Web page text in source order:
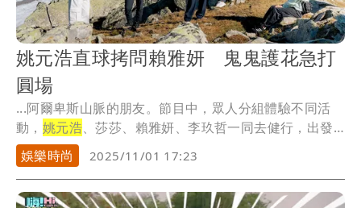
姚元浩直球拷問賴雅妍 鬼鬼護花急打
圓場
...阿爾卑斯山脈的朋友。節目中，眾人分組體驗不同活
動， 姚元浩、莎莎、賴雅妍、李玖哲一同去健行，出發
前，導...
娛樂時尚 2025/11/01 17:23